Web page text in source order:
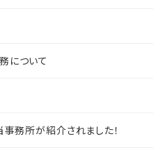
について
務所が紹介されました！